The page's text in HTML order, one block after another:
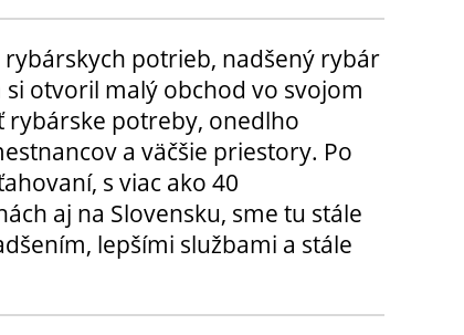
rybárskych potrieb, nadšený rybár
otvoril malý obchod vo svojom
rybárske potreby, onedlho
a väčšie priestory. Po
s viac ako 40
aj na Slovensku, sme tu stále
lepšími službami a stále